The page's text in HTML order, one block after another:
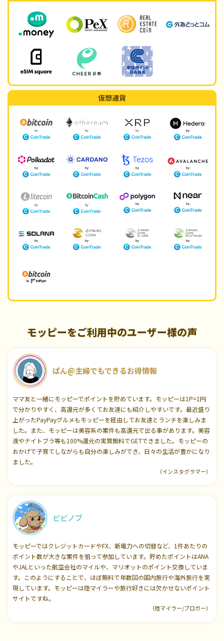
仮想通貨
モッピーをご利用中のユーザー様の声
ぱん@主婦でもできるお得情報
ママ友と一緒にモッピーでポイントを貯めています。モッピーは1P=1円
で分かりやすく、高還元が多くてお友達にも紹介しやすいです。最近盛り
上がったPayPayグルメもモッピーを経由してお友達とランチを楽しみま
した。また、モッピーは美容系の案件も高還元で出る事があります。美容
液やナイトブラ等も100%還元の実質無料でGETできました。モッピーの
おかげで子育てしながらも自分の楽しみができ、日々の生活が豊かになり
ました。
（インスタグラマー）
ピピノブ
モッピーではクレジットカードやFX、新電力への切替など、1件あたりの
ポイント数が大きな案件を狙って参加しています。貯めたポイントはANA
やJALといった航空会社のマイルや、マリオットのポイント交換していま
す。このようにすることで、ほぼ無料で年数回の国内旅行や海外旅行を実
現しています。モッピーは陸マイラーや旅行好きには欠かせないポイント
サイトですね。
（陸マイラー/ブロガー）